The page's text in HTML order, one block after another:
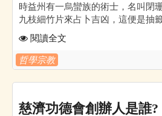
時益州有一烏蠻族的術士，名叫閉
九枝細竹片來占卜吉凶，這便是抽
閱讀全文
哲學宗教
慈濟功德會創辦人是誰?